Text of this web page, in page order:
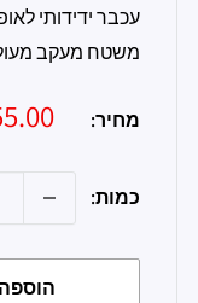
עכבר ידידותי
משטח מעקב
מחיר: 55.00
כמות: